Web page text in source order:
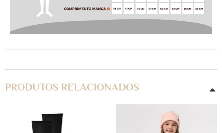
PRODUTOS RELACIONADOS